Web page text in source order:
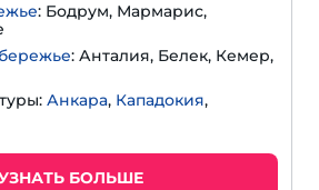
: Бодрум, Мармарис,
: Анталия, Белек, Кемер,
Анкара, Кападокия,
БОЛЬШЕ